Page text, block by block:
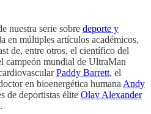
nuestra serie sobre deporte y
en múltiples artículos académicos,
de, entre otros, el científico del
campeón mundial de UltraMan
Paddy Barrett, el
en bioenergética humana Andy
de deportistas élite Olav Alexander
.